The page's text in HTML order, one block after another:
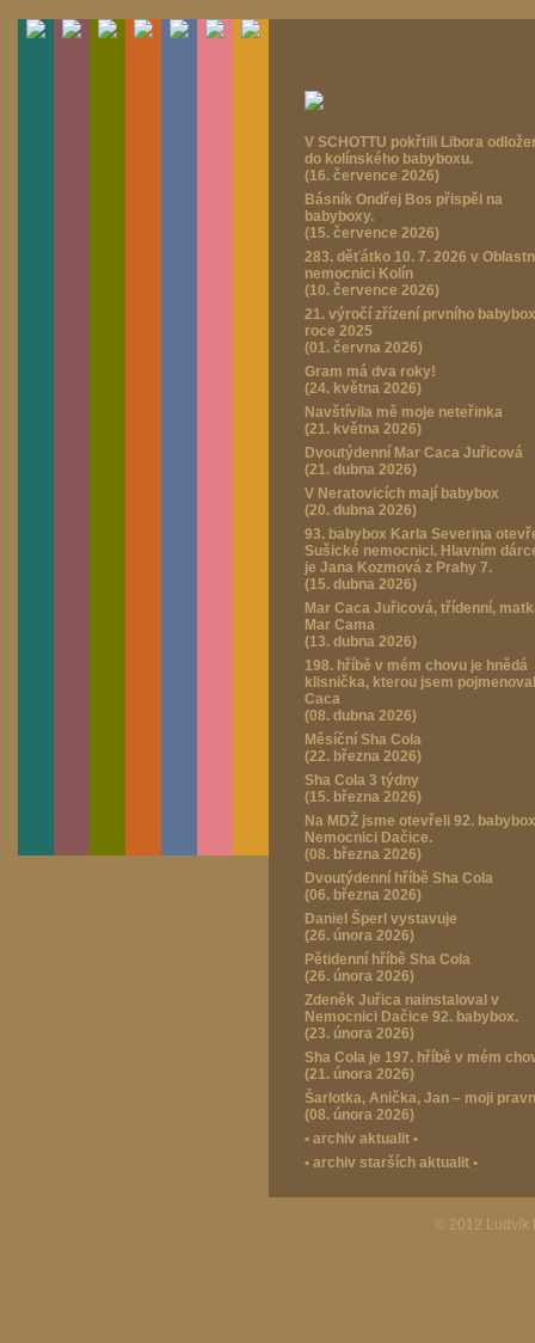
V SCHOTTU pokřtili Libora
do kolínského babyboxu.
(16. července 2026)
Básník Ondřej Bos přispěl na
babyboxy.
(15. července 2026)
283. děťátko 10. 7. 2026 v
nemocnici Kolín
(10. července 2026)
21. výročí zřízení prvního
roce 2025
(01. června 2026)
Gram má dva roky!
(24. května 2026)
Navštívila mě moje neteřinka
(21. května 2026)
Dvoutýdenní Mar Caca Juřicová
(21. dubna 2026)
V Neratovicích mají babybox
(20. dubna 2026)
93. babybox Karla Severina
Sušické nemocnici. Hlavním
je Jana Kozmová z Prahy 7.
(15. dubna 2026)
Mar Caca Juřicová, třídenní,
Mar Cama
(13. dubna 2026)
198. hříbě v mém chovu je hnědá
klisnička, kterou jsem
Caca
(08. dubna 2026)
Měsíční Sha Cola
(22. března 2026)
Sha Cola 3 týdny
(15. března 2026)
Na MDŽ jsme otevřeli 92.
Nemocnici Dačice.
(08. března 2026)
Dvoutýdenní hříbě Sha Cola
(06. března 2026)
Daniel Šperl vystavuje
(26. února 2026)
Pětidenní hříbě Sha Cola
(26. února 2026)
Zdeněk Juřica nainstaloval v
Nemocnici Dačice 92. babybox.
(23. února 2026)
Sha Cola je 197. hříbě v mém
(21. února 2026)
Šarlotka, Anička, Jan – moji
(08. února 2026)
• archiv aktualit •
• archiv starších aktualit •
© 2012